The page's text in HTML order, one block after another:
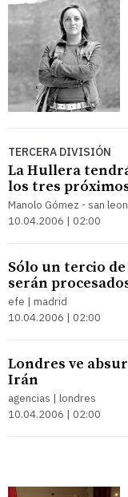
TERCERA DIVISIÓN
La Hullera
los tres
Manolo Gómez - san
10.04.2006 | 02:00
Sólo un tercio
serán
efe | madrid
10.04.2006 | 02:00
Londres ve
Irán
agencias | londres
10.04.2006 | 02:00